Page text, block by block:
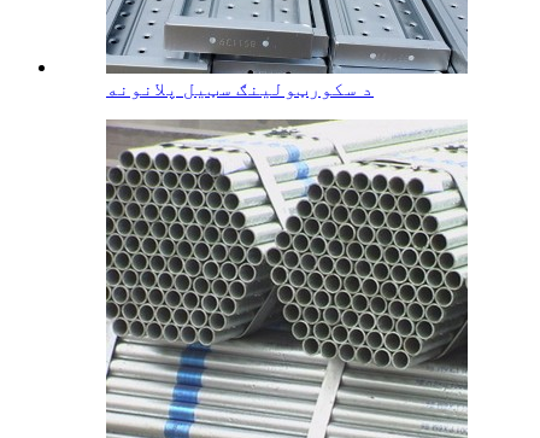
د سکورټولینګ سټیل پلانونه